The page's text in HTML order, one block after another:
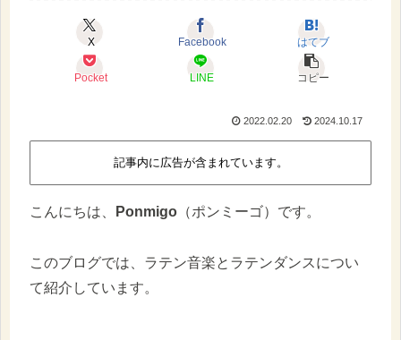
X Facebook はてブ
Pocket LINE コピー
2022.02.20 2024.10.17
記事内に広告が含まれています。
こんにちは、 Ponmigo （ポンミーゴ）です。
このブログでは、ラテン音楽とラテンダンスについ
て紹介しています。